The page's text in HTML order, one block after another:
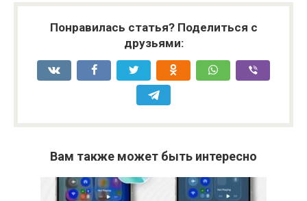
Понравилась статья? Поделиться с
друзьями:
Вам также может быть интересно